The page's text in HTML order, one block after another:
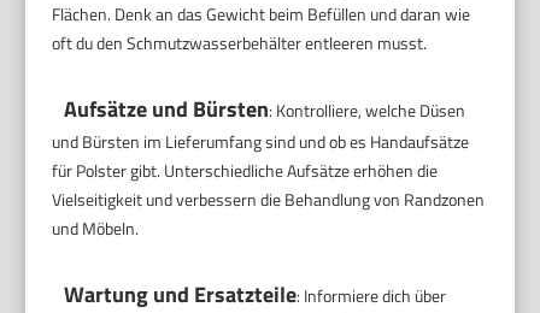
Flächen. Denk an das Gewicht beim Befüllen und daran wie
oft du den Schmutzwasserbehälter entleeren musst.
Aufsätze und Bürsten: Kontrolliere, welche Düsen
und Bürsten im Lieferumfang sind und ob es Handaufsätze
für Polster gibt. Unterschiedliche Aufsätze erhöhen die
Vielseitigkeit und verbessern die Behandlung von Randzonen
und Möbeln.
Wartung und Ersatzteile: Informiere dich über